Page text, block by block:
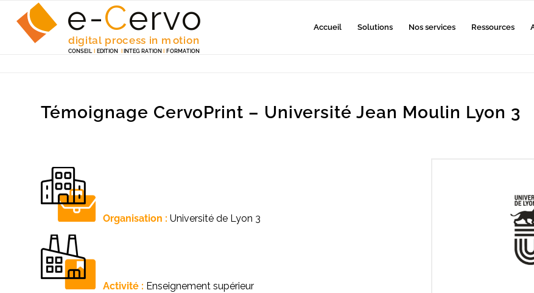
e-Cervo
digital process in motion
CONSEIL I EDITION I INTEG RATION I FORMATION
Accueil Solutions Nos services Ressources
Témoignage CervoPrint – Université Jean Moulin Lyon 3
Organisation : Université de Lyon 3
Activité : Enseignement supérieur